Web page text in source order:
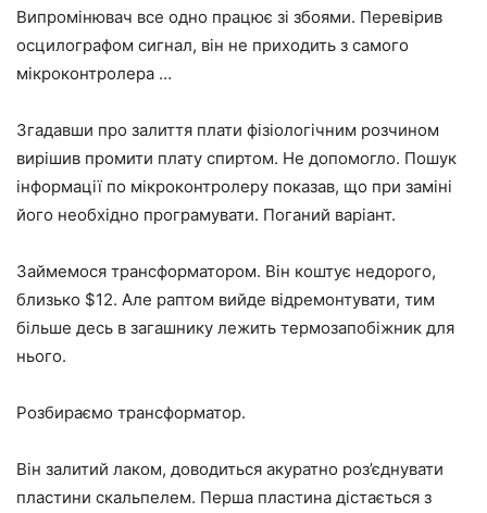
Випромінювач все одно працює зі збоями. Перевірив
осцилографом сигнал, він не приходить з самого
мікроконтролера …
Згадавши про залиття плати фізіологічним розчином
вирішив промити плату спиртом. Не допомогло. Пошук
інформації по мікроконтролеру показав, що при заміні
його необхідно програмувати. Поганий варіант.
Займемося трансформатором. Він коштує недорого,
близько $12. Але раптом вийде відремонтувати, тим
більше десь в загашнику лежить термозапобіжник для
нього.
Розбираємо трансформатор.
Він залитий лаком, доводиться акуратно роз’єднувати
пластини скальпелем. Перша пластина дістається з